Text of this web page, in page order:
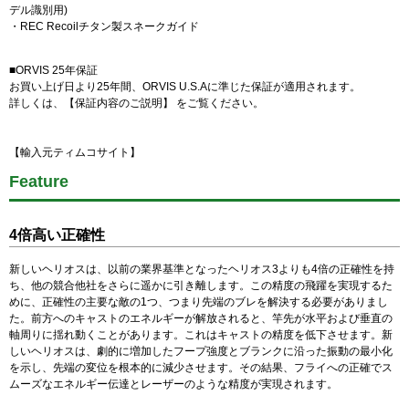
デル識別用)
・REC Recoilチタン製スネークガイド
■ORVIS 25年保証
お買い上げ日より25年間、ORVIS U.S.Aに準じた保証が適用されます。
詳しくは、
【保証内容のご説明】 をご覧ください。
【輸入元ティムコサイト】
Feature
4倍高い正確性
新しいヘリオスは、以前の業界基準となったヘリオス3よりも4倍の正確性を持
ち、他の競合他社をさらに遥かに引き離します。この精度の飛躍を実現するた
めに、正確性の主要な敵の1つ、つまり先端のブレを解決する必要がありまし
た。前方へのキャストのエネルギーが解放されると、竿先が水平および垂直の
軸周りに揺れ動くことがあります。これはキャストの精度を低下させます。新
しいヘリオスは、劇的に増加したフープ強度とブランクに沿った振動の最小化
を示し、先端の変位を根本的に減少させます。その結果、フライへの正確でス
ムーズなエネルギー伝達とレーザーのような精度が実現されます。